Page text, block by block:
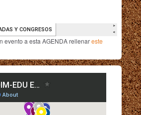
evento a esta AGENDA rellenareste